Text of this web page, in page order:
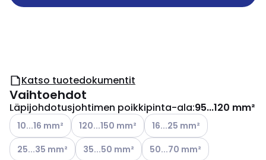
Katso tuotedokumentit
Vaihtoehdot
Läpijohdotusjohtimen poikkipinta-ala:95...120 mm²
Katso käytettävissä olevat vaihtoehdot
10...16 mm² Katso käytettävissä olevat vaihtoehdot
120...150 mm² Katso käytettävissä olevat
16...25 mm²
Katso käytettävissä olevat vaihtoehdot
25...35 mm² Katso käytettävissä olevat vaihtoehdot
35...50 mm² Katso käytettävissä olevat
50...70 mm²